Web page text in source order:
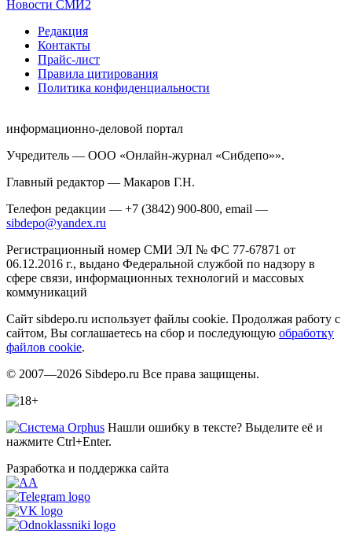
Новости СМИ2
Редакция
Контакты
Прайс-лист
Правила цитирования
Политика конфиденциальности
информационно-деловой портал
Учредитель — ООО «Онлайн-журнал «Сибдепо»».
Главный редактор — Макаров Г.Н.
Телефон редакции — +7 (3842) 900-800, email —
sibdepo@yandex.ru
Регистрационный номер СМИ ЭЛ № ФС 77-67871 от
06.12.2016 г., выдано Федеральной службой по надзору в
сфере связи, информационных технологий и массовых
коммуникаций
Сайт sibdepo.ru использует файлы cookie. Продолжая работу с
сайтом, Вы соглашаетесь на сбор и последующую обработку
файлов cookie.
© 2007—2026 Sibdepo.ru Все права защищены.
Нашли ошибку в тексте? Выделите её и
нажмите Ctrl+Enter.
Разработка и поддержка сайта